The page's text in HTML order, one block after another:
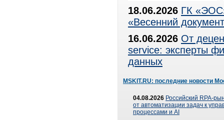
18.06.2026 ГК
«Весенний
16.06.2026 От
service: эксперты
данных
MSKIT.RU: последние новости
04.08.2026 Российский RPA-
от автоматизации задач к
процессами и AI